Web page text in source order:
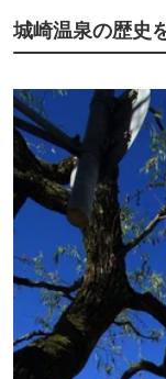
城崎温泉の歴史